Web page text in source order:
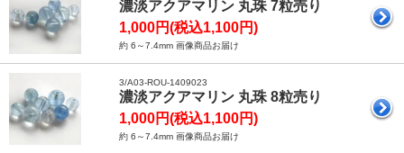
濃淡アクアマリン 丸珠 7粒売り
1,000円(税込1,100円)
約 6～7.4mm 画像商品お届け
3/A03-ROU-1409023
濃淡アクアマリン 丸珠 8粒売り
1,000円(税込1,100円)
約 6～7.4mm 画像商品お届け